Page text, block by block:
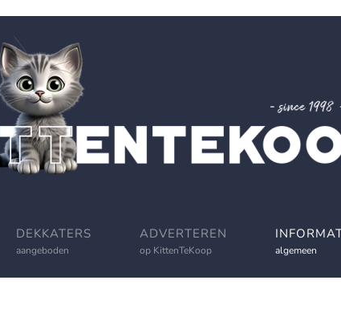
DEKKATERS
aangeboden
ADVERTEREN
op KittenTeKoop algemeen